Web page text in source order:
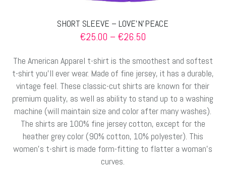
SHORT SLEEVE – LOVE’N’PEACE
€25.00 – €26.50Preisspanne:
bis
€26.50
The American Apparel t-shirt is the smoothest and softest
t-shirt you’ll ever wear. Made of fine jersey, it has a durable,
vintage feel. These classic-cut shirts are known for their
premium quality, as well as ability to stand up to a washing
machine (will maintain size and color after many washes).
The shirts are 100% fine jersey cotton, except for the
heather grey color (90% cotton, 10% polyester). This
women’s t-shirt is made form-fitting to flatter a woman’s
curves.